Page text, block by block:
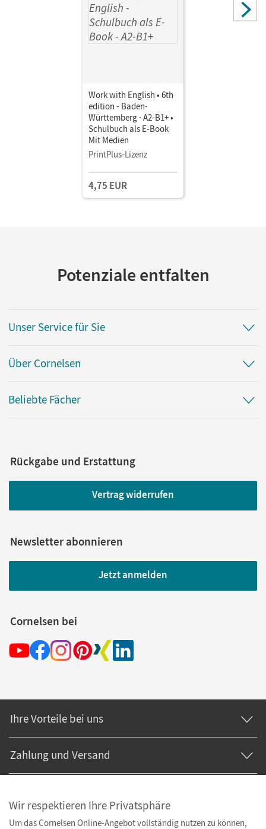
Work with English • 6th
edition - Baden-
Württemberg · A2-B1+ •
Schulbuch als E-Book
Mit Medien
PrintPlus-Lizenz
4,75 EUR
Potenziale entfalten
Unser Service für Sie
Über Cornelsen
Beliebte Fächer
Rückgabe und Erstattung
Vertrag widerrufen
Newsletter abonnieren
Jetzt anmelden
Cornelsen bei
Ihre Vorteile bei uns
Zahlung und Versand
Wir respektieren Ihre Privatsphäre
Um das Cornelsen Online-Angebot vollständig nutzen zu können,